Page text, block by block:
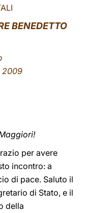
LATINE
BENEDETTO
2009
per avere
incontro: a
di pace. Saluto il
di Stato, e il
della